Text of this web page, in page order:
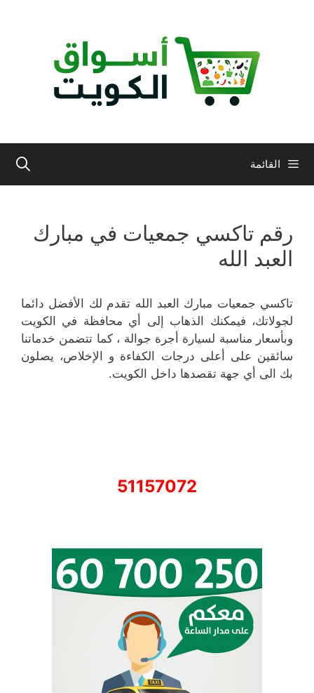
القائمة
رقم تاكسي جمعيات في مبارك
العبد الله
تاكسي جمعيات مبارك العبد الله تقدم لك الأفضل دائما
لجولاتك، فيمكنك الذهاب إلى أي محافظة في الكويت
وبأسعار مناسبة لسيارة أجرة جوالة ، كما تتضمن خدماتنا
سائقين على أعلى درجات الكفاءة و الإخلاص، يصلون
بك الى أي جهة تقصدها داخل الكويت.
51157072